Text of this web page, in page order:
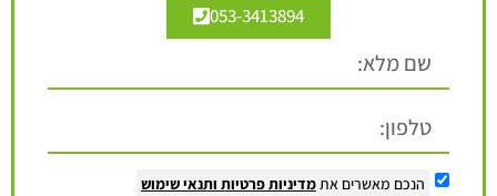
053-3413894
הנכם מאשרים אתמדיניות פרטיות ותנאי שימוש